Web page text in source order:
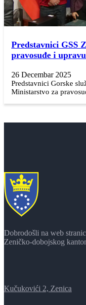
Predstavnici GSS
pravosuđe i
26 Decembar 2025
Predstavnici Gorske
Ministarstvo za
Dobrodošli na web
Zeničko-dobojskog
Kučukovići 2, Zenica